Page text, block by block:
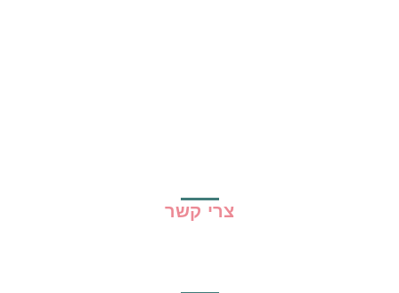
צרי קשר